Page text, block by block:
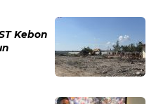
Kebon